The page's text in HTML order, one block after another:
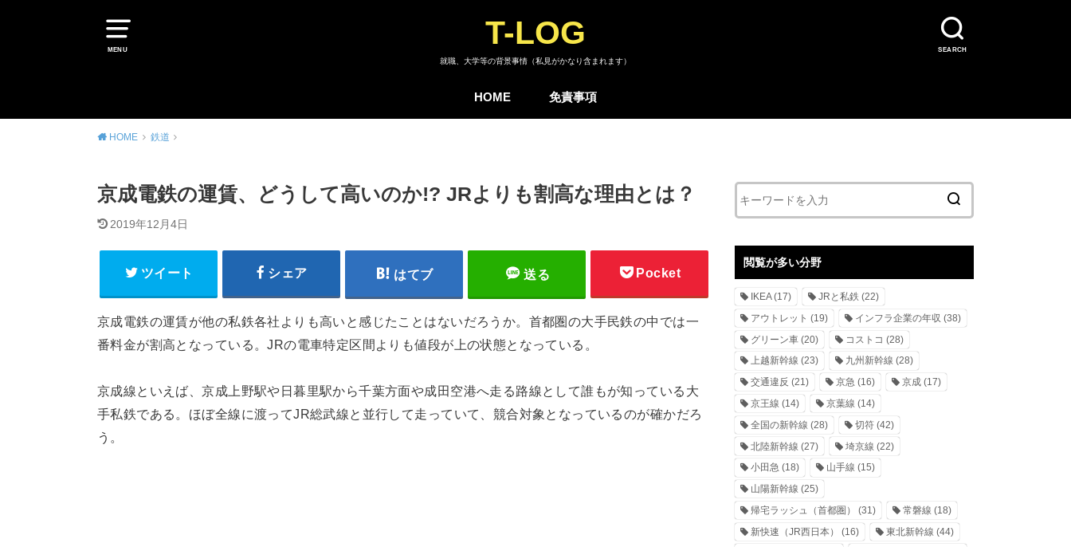
MENU SEARCH
T-LOG
就職、大学等の背景事情（私見がかなり含まれます）
HOME 免責事項
HOME 鉄道
京成電鉄の運賃、どうして高いのか!? JRよりも割高な理由とは？
2019年12月4日
ツイート シェア はてブ 送る Pocket
京成電鉄の運賃が他の私鉄各社よりも高いと感じたことはないだろうか。首都圏の大手民鉄の中では一
番料金が割高となっている。JRの電車特定区間よりも値段が上の状態となっている。
京成線といえば、京成上野駅や日暮里駅から千葉方面や成田空港へ走る路線として誰もが知っている大
手私鉄である。ほぼ全線に渡ってJR総武線と並行して走っていて、競合対象となっているのが確かだろ
う。
閲覧が多い分野
IKEA(17) JRと私鉄 (22)
アウトレット (19) インフラ企業の年収 (38)
グリーン車 (20) コストコ (28)
上越新幹線 (23) 九州新幹線 (28)
交通違反 (21) 京急 (16) 京成(17)
京王線 (14) 京葉線 (14)
全国の新幹線 (28) 切符(42)
北陸新幹線 (27) 埼京線 (22)
小田急 (18) 山手線 (15)
山陽新幹線 (25)
帰宅ラッシュ（首都圏）
(31) 常磐線 (18)
新快速（JR西日本）
(16) 東北新幹線 (44)